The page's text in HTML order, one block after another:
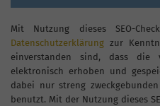
Mit Nutzung dieses SEO-
Datenschutzerklärung zur
einverstanden sind, dass die
elektronisch erhoben und
dabei nur streng
benutzt. Mit der Nutzung dieses